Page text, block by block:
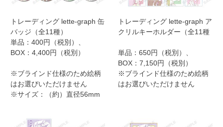
トレーディング lette-graph 缶
バッジ（全11種）
単品：400円（税別）、
BOX：4,400円（税別）
※ブラインド仕様のため絵柄
はお選びいただけません
※サイズ：（約）直径56mm
トレーディング lette-graph ア
クリルキーホルダー（全11種
単品：650円（税別）、
BOX：7,150円（税別）
※ブラインド仕様のため絵柄
はお選びいただけません